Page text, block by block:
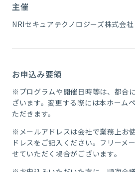
主催
NRIセキュアテクノロジーズ株式会社
お申込み要領
※プログラムや開催日時等は、都合
ざいます。変更する際には本ホーム
ただきます。
※メールアドレスは会社で業務上お
ドレスをご記入ください。フリーメ
せていただく場合がございます。